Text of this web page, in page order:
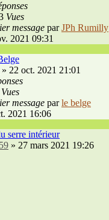
Vues
message parJPh Rumilly
2021 09:31
» 22 oct. 2021 21:01
Vues
message parle belge
2021 16:06
serre intérieur
» 27 mars 2021 19:26